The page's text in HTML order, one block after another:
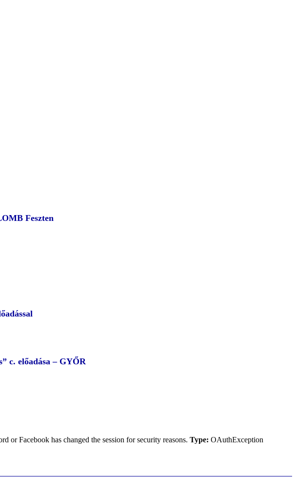
Feszten
c. előadása – GYŐR
or Facebook has changed the session for security reasons. Type: OAuthException